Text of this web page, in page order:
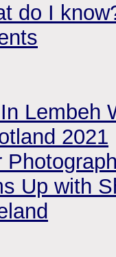
do I
Lembeh
2021
Up with